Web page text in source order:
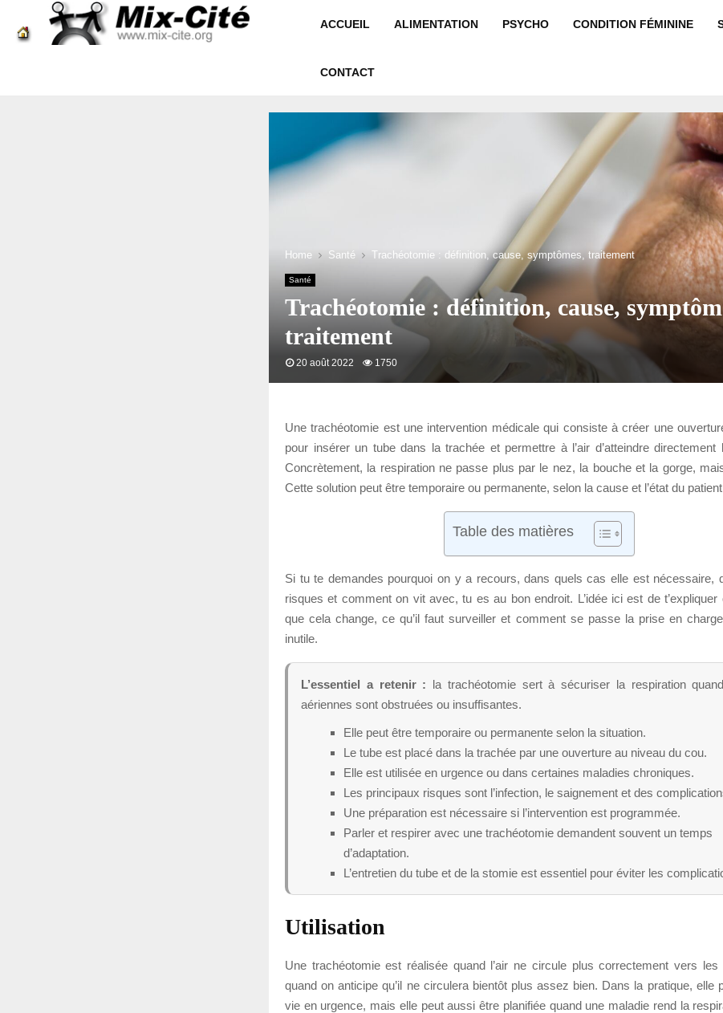
ACCUEIL ALIMENTATION PSYCHO CONDITION FÉMININE
CONTACT
Home Santé Trachéotomie : définition, cause, symptômes, traitement
Santé
Trachéotomie : définition, cause,
traitement
20 août 2022 1750
Une trachéotomie est une intervention médicale qui consiste à créer une
pour insérer un tube dans la trachée et permettre à l’air d’atteindre directement
Concrètement, la respiration ne passe plus par le nez, la bouche et la gorge,
Cette solution peut être temporaire ou permanente, selon la cause et l’état du
Table des matières
Si tu te demandes pourquoi on y a recours, dans quels cas elle est nécessaire,
risques et comment on vit avec, tu es au bon endroit. L’idée ici est de t’expliquer
que cela change, ce qu’il faut surveiller et comment se passe la prise en
inutile.
L’essentiel a retenir : la trachéotomie sert à sécuriser la respiration
aériennes sont obstruées ou insuffisantes.
Elle peut être temporaire ou permanente selon la situation.
Le tube est placé dans la trachée par une ouverture au niveau du cou.
Elle est utilisée en urgence ou dans certaines maladies chroniques.
Les principaux risques sont l’infection, le saignement et des
Une préparation est nécessaire si l’intervention est programmée.
Parler et respirer avec une trachéotomie demandent souvent un temps
d’adaptation.
L’entretien du tube et de la stomie est essentiel pour éviter les
Utilisation
Une trachéotomie est réalisée quand l’air ne circule plus correctement vers les
quand on anticipe qu’il ne circulera bientôt plus assez bien. Dans la pratique, elle
vie en urgence, mais elle peut aussi être planifiée quand une maladie rend la